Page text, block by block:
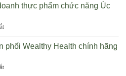
thực phẩm chức năng Úc
ở
năng
kinh
thực
phối Wealthy Health chính hãng
ở